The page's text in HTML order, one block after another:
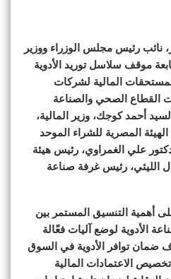
نائب رئيس مجلس الوزراء ووزير
موقف سلاسل توريد الأدوية
المالية لشركات
القطاع الصحي والصناعة
أحمد كوجك، وزير المالية،
المصرية للشراء الموحد
علي الغمراوي، رئيس هيئة
الليثي، رئيس غرفة صناعة
أهمية التنسيق المستمر بين
الأدوية لوضع آليات فعّالة
ضمان توافر الأدوية في السوق
الاعتمادات المالية